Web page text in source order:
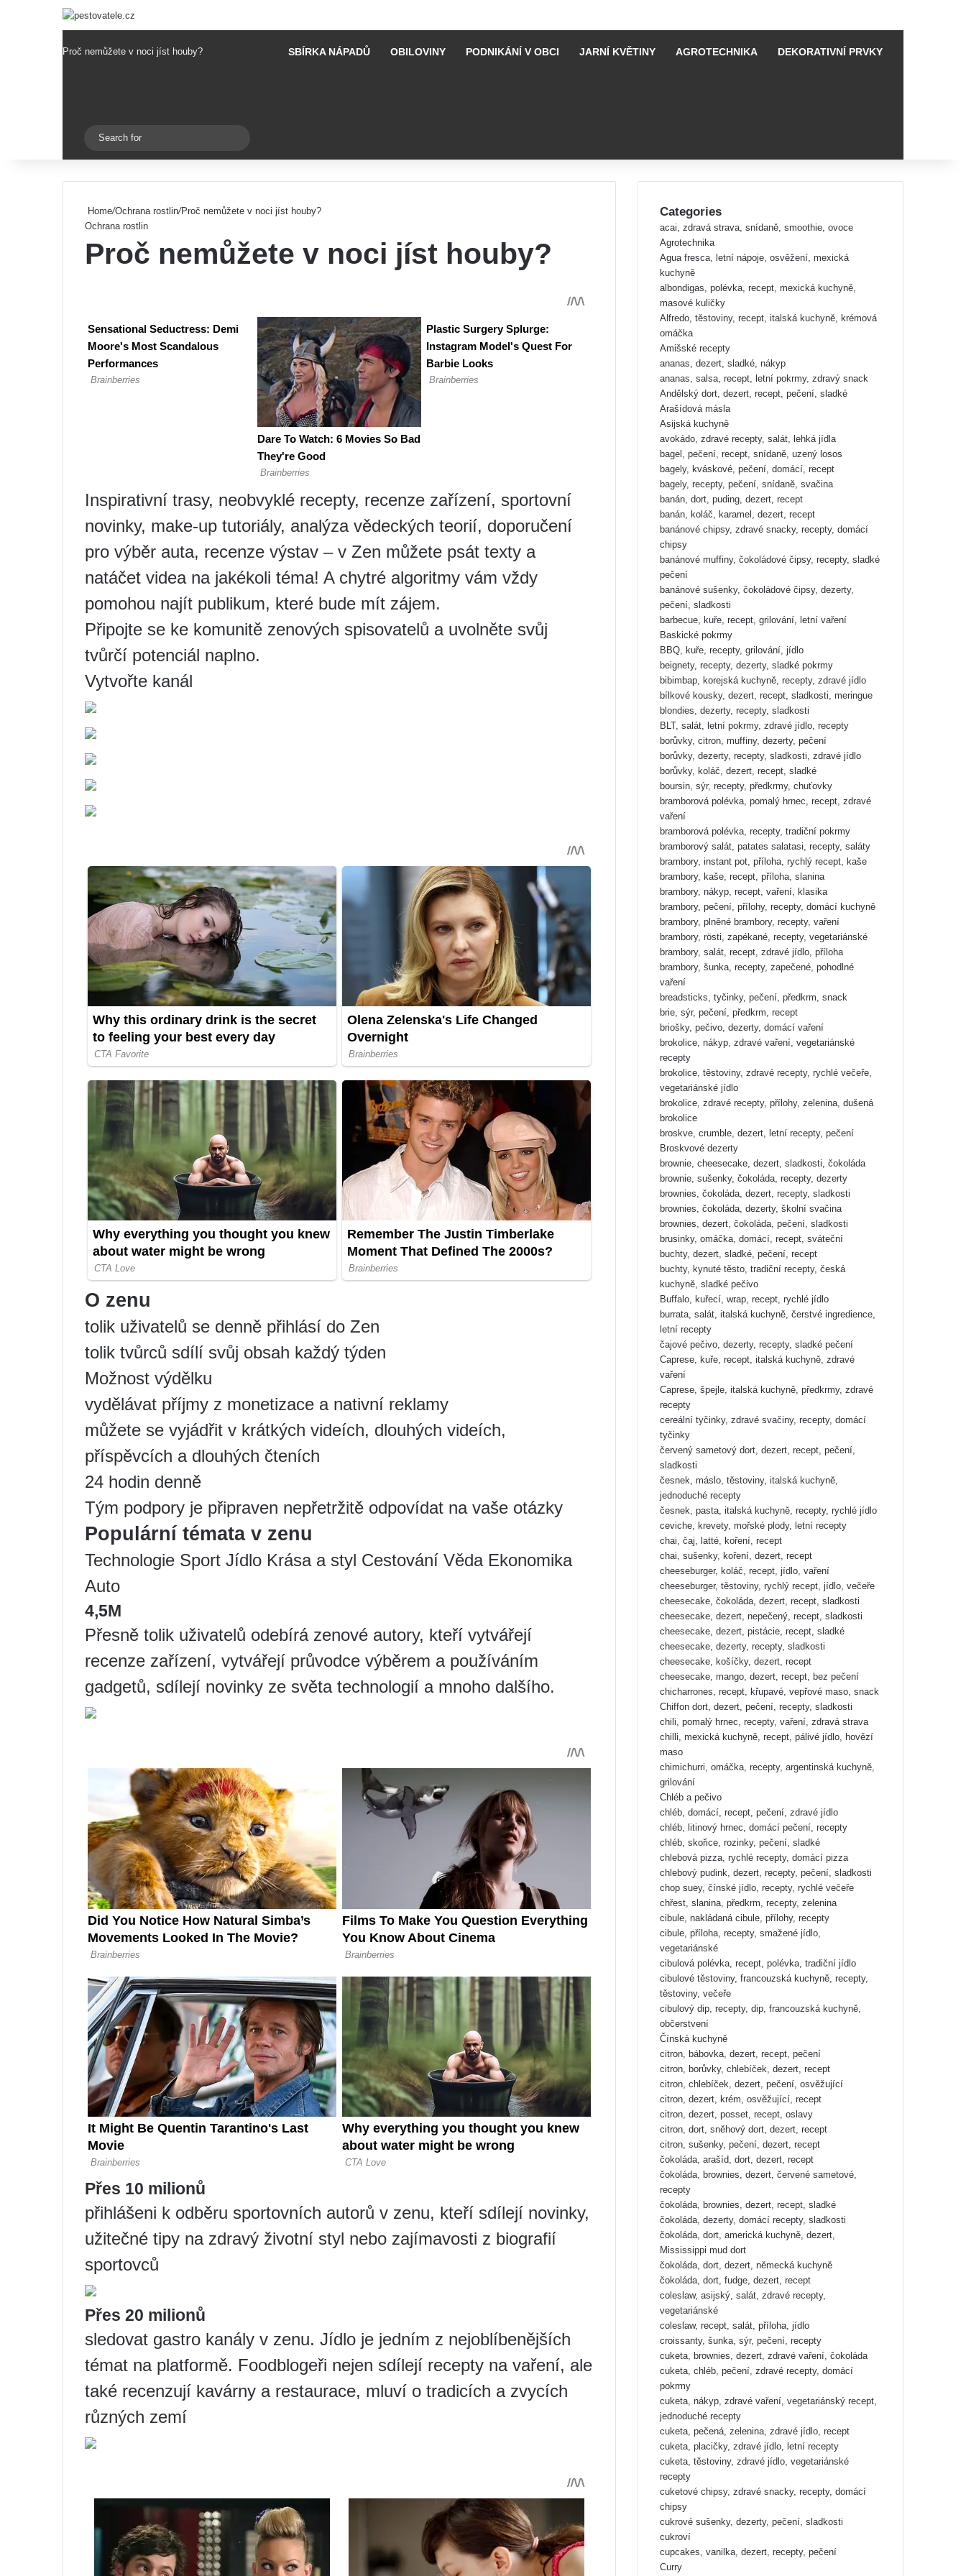
Proč nemůžete v noci jíst houby? SBÍRKA NÁPADŮ OBILOVINY PODNIKÁNÍ V OBCI JARNÍ KVĚTINY AGROTECHNIKA DEKORATIVNÍ PRVKY
Switch skin
for
Home/Ochrana rostlin/Proč nemůžete v noci jíst houby?
Ochrana rostlin
Proč nemůžete v noci jíst houby?
Inspirativní trasy, neobvyklé recepty, recenze zařízení, sportovní
novinky, make-up tutoriály, analýza vědeckých teorií, doporučení
pro výběr auta, recenze výstav – v Zen můžete psát texty a
natáčet videa na jakékoli téma! A chytré algoritmy vám vždy
pomohou najít publikum, které bude mít zájem.
Připojte se ke komunitě zenových spisovatelů a uvolněte svůj
tvůrčí potenciál naplno.
Vytvořte kanál
O zenu
tolik uživatelů se denně přihlásí do Zen
tolik tvůrců sdílí svůj obsah každý týden
Možnost výdělku
vydělávat příjmy z monetizace a nativní reklamy
můžete se vyjádřit v krátkých videích, dlouhých videích,
příspěvcích a dlouhých čteních
24 hodin denně
Tým podpory je připraven nepřetržitě odpovídat na vaše otázky
Populární témata v zenu
Technologie Sport Jídlo Krása a styl Cestování Věda Ekonomika
Auto
4,5M
Přesně tolik uživatelů odebírá zenové autory, kteří vytvářejí
recenze zařízení, vytvářejí průvodce výběrem a používáním
gadgetů, sdílejí novinky ze světa technologií a mnoho dalšího.
Přes 10 milionů
přihlášeni k odběru sportovních autorů v zenu, kteří sdílejí novinky,
užitečné tipy na zdravý životní styl nebo zajímavosti z biografií
sportovců
Přes 20 milionů
sledovat gastro kanály v zenu. Jídlo je jedním z nejoblíbenějších
témat na platformě. Foodblogeři nejen sdílejí recepty na vaření, ale
také recenzují kavárny a restaurace, mluví o tradicích a zvycích
různých zemí
Categories
acai, zdravá strava, snídaně, smoothie, ovoce
Agrotechnika
Agua fresca, letní nápoje, osvěžení, mexická
kuchyně
albondigas, polévka, recept, mexická kuchyně,
masové kuličky
Alfredo, těstoviny, recept, italská kuchyně, krémová
omáčka
Amišské recepty
ananas, dezert, sladké, nákyp
ananas, salsa, recept, letní pokrmy, zdravý snack
Andělský dort, dezert, recept, pečení, sladké
Arašídová másla
Asijská kuchyně
avokádo, zdravé recepty, salát, lehká jídla
bagel, pečení, recept, snídaně, uzený losos
bagely, kváskové, pečení, domácí, recept
bagely, recepty, pečení, snídaně, svačina
banán, dort, puding, dezert, recept
banán, koláč, karamel, dezert, recept
banánové chipsy, zdravé snacky, recepty, domácí
chipsy
banánové muffiny, čokoládové čipsy, recepty, sladké
pečení
banánové sušenky, čokoládové čipsy, dezerty,
pečení, sladkosti
barbecue, kuře, recept, grilování, letní vaření
Baskické pokrmy
BBQ, kuře, recepty, grilování, jídlo
beignety, recepty, dezerty, sladké pokrmy
bibimbap, korejská kuchyně, recepty, zdravé jídlo
bílkové kousky, dezert, recept, sladkosti, meringue
blondies, dezerty, recepty, sladkosti
BLT, salát, letní pokrmy, zdravé jídlo, recepty
borůvky, citron, muffiny, dezerty, pečení
borůvky, dezerty, recepty, sladkosti, zdravé jídlo
borůvky, koláč, dezert, recept, sladké
boursin, sýr, recepty, předkrmy, chuťovky
bramborová polévka, pomalý hrnec, recept, zdravé
vaření
bramborová polévka, recepty, tradiční pokrmy
bramborový salát, patates salatasi, recepty, saláty
brambory, instant pot, příloha, rychlý recept, kaše
brambory, kaše, recept, příloha, slanina
brambory, nákyp, recept, vaření, klasika
brambory, pečení, přílohy, recepty, domácí kuchyně
brambory, plněné brambory, recepty, vaření
brambory, rösti, zapékané, recepty, vegetariánské
brambory, salát, recept, zdravé jídlo, příloha
brambory, šunka, recepty, zapečené, pohodlné
vaření
breadsticks, tyčinky, pečení, předkrm, snack
brie, sýr, pečení, předkrm, recept
briošky, pečivo, dezerty, domácí vaření
brokolice, nákyp, zdravé vaření, vegetariánské
recepty
brokolice, těstoviny, zdravé recepty, rychlé večeře,
vegetariánské jídlo
brokolice, zdravé recepty, přílohy, zelenina, dušená
brokolice
broskve, crumble, dezert, letní recepty, pečení
Broskvové dezerty
brownie, cheesecake, dezert, sladkosti, čokoláda
brownie, sušenky, čokoláda, recepty, dezerty
brownies, čokoláda, dezert, recepty, sladkosti
brownies, čokoláda, dezerty, školní svačina
brownies, dezert, čokoláda, pečení, sladkosti
brusinky, omáčka, domácí, recept, sváteční
buchty, dezert, sladké, pečení, recept
buchty, kynuté těsto, tradiční recepty, česká
kuchyně, sladké pečivo
Buffalo, kuřecí, wrap, recept, rychlé jídlo
burrata, salát, italská kuchyně, čerstvé ingredience,
letní recepty
čajové pečivo, dezerty, recepty, sladké pečení
Caprese, kuře, recept, italská kuchyně, zdravé
vaření
Caprese, špejle, italská kuchyně, předkrmy, zdravé
recepty
cereální tyčinky, zdravé svačiny, recepty, domácí
tyčinky
červený sametový dort, dezert, recept, pečení,
sladkosti
česnek, máslo, těstoviny, italská kuchyně,
jednoduché recepty
česnek, pasta, italská kuchyně, recepty, rychlé jídlo
ceviche, krevety, mořské plody, letní recepty
chai, čaj, latté, koření, recept
chai, sušenky, koření, dezert, recept
cheeseburger, koláč, recept, jídlo, vaření
cheeseburger, těstoviny, rychlý recept, jídlo, večeře
cheesecake, čokoláda, dezert, recept, sladkosti
cheesecake, dezert, nepečený, recept, sladkosti
cheesecake, dezert, pistácie, recept, sladké
cheesecake, dezerty, recepty, sladkosti
cheesecake, košíčky, dezert, recept
cheesecake, mango, dezert, recept, bez pečení
chicharrones, recept, křupavé, vepřové maso, snack
Chiffon dort, dezert, pečení, recepty, sladkosti
chili, pomalý hrnec, recepty, vaření, zdravá strava
chilli, mexická kuchyně, recept, pálivé jídlo, hovězí
maso
chimichurri, omáčka, recepty, argentinská kuchyně,
grilování
Chléb a pečivo
chléb, domácí, recept, pečení, zdravé jídlo
chléb, litinový hrnec, domácí pečení, recepty
chléb, skořice, rozinky, pečení, sladké
chlebová pizza, rychlé recepty, domácí pizza
chlebový pudink, dezert, recepty, pečení, sladkosti
chop suey, čínské jídlo, recepty, rychlé večeře
chřest, slanina, předkrm, recepty, zelenina
cibule, nakládaná cibule, přílohy, recepty
cibule, příloha, recepty, smažené jídlo,
vegetariánské
cibulová polévka, recept, polévka, tradiční jídlo
cibulové těstoviny, francouzská kuchyně, recepty,
těstoviny, večeře
cibulový dip, recepty, dip, francouzská kuchyně,
občerstvení
Čínská kuchyně
citron, bábovka, dezert, recept, pečení
citron, borůvky, chlebíček, dezert, recept
citron, chlebíček, dezert, pečení, osvěžující
citron, dezert, krém, osvěžující, recept
citron, dezert, posset, recept, oslavy
citron, dort, sněhový dort, dezert, recept
citron, sušenky, pečení, dezert, recept
čokoláda, arašíd, dort, dezert, recept
čokoláda, brownies, dezert, červené sametové,
recepty
čokoláda, brownies, dezert, recept, sladké
čokoláda, dezerty, domácí recepty, sladkosti
čokoláda, dort, americká kuchyně, dezert,
Mississippi mud dort
čokoláda, dort, dezert, německá kuchyně
čokoláda, dort, fudge, dezert, recept
coleslaw, asijský, salát, zdravé recepty,
vegetariánské
coleslaw, recept, salát, příloha, jídlo
croissanty, šunka, sýr, pečení, recepty
cuketa, brownies, dezert, zdravé vaření, čokoláda
cuketa, chléb, pečení, zdravé recepty, domácí
pokrmy
cuketa, nákyp, zdravé vaření, vegetariánský recept,
jednoduché recepty
cuketa, pečená, zelenina, zdravé jídlo, recept
cuketa, placičky, zdravé jídlo, letní recepty
cuketa, těstoviny, zdravé jídlo, vegetariánské
recepty
cuketové chipsy, zdravé snacky, recepty, domácí
chipsy
cukrové sušenky, dezerty, pečení, sladkosti
cukroví
cupcakes, vanilka, dezert, recepty, pečení
Curry